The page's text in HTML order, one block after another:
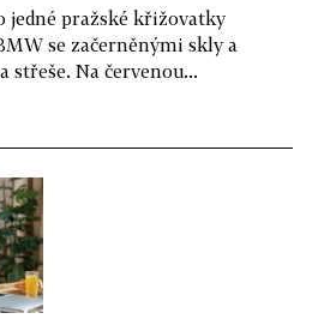
jedné pražské křižovatky
se začerněnými skly a
Na červenou...